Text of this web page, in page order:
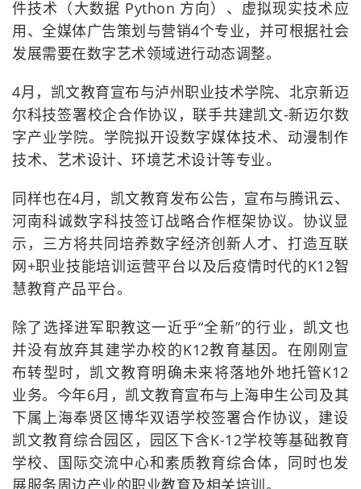
件技术（大数据 Python 方向）、虚拟现实技术应
用、全媒体广告策划与营销4个专业，并可根据社会
发展需要在数字艺术领域进行动态调整。
4月，凯文教育宣布与泸州职业技术学院、北京新迈
尔科技签署校企合作协议，联手共建凯文-新迈尔数
字产业学院。学院拟开设数字媒体技术、动漫制作
技术、艺术设计、环境艺术设计等专业。
同样也在4月，凯文教育发布公告，宣布与腾讯云、
河南科诚数字科技签订战略合作框架协议。协议显
示，三方将共同培养数字经济创新人才、打造互联
网+职业技能培训运营平台以及后疫情时代的K12智
慧教育产品平台。
除了选择进军职教这一近乎“全新”的行业，凯文也
并没有放弃其建学办校的K12教育基因。在刚刚宣
布转型时，凯文教育明确未来将落地外地托管K12
业务。今年6月，凯文教育宣布与上海申生公司及其
下属上海奉贤区博华双语学校签署合作协议，建设
凯文教育综合园区，园区下含K-12学校等基础教育
学校、国际交流中心和素质教育综合体，同时也发
展服务周边产业的职业教育及相关培训。